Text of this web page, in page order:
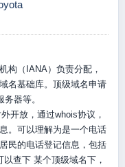
构（IANA）负责分配，
名基础库。顶级域名申请
器等。
开放，通过whois协议，
。可以理解为是一个电话
民的电话登记信息，包括
查下 某个顶级域名下，